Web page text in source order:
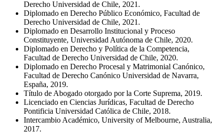
Derecho Universidad de Chile, 2021.
Diplomado en Derecho Público Económico, Facultad de
Derecho Universidad de Chile, 2021.
Diplomado en Desarrollo Institucional y Proceso
Constituyente, Universidad Autónoma de Chile, 2020.
Diplomado en Derecho y Política de la Competencia,
Facultad de Derecho Universidad de Chile, 2020.
Diplomado en Derecho Procesal y Matrimonial Canónico,
Facultad de Derecho Canónico Universidad de Navarra,
España, 2019.
Título de Abogado otorgado por la Corte Suprema, 2019.
Licenciado en Ciencias Jurídicas, Facultad de Derecho
Pontificia Universidad Católica de Chile, 2018.
Intercambio Académico, University of Melbourne, Australia,
2017.